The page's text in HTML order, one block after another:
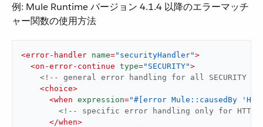
例: Mule Runtime バージョン 4.1.4 以降のエラーマッチ
ャー関数の使用方法
<error-handler name="securityHandler">
<on-error-continue type="SECURITY">
<!-- general error handling for all SECURITY
<choice>
<when expression="#[error Mule::causedBy
<!-- specific error handling only for
</when>